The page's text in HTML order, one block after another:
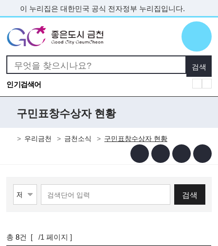
본문 바로가기
이 누리집은 대한민국 공식 전자정부 누리집입니다.
인기검색어
구민표창수상자 현황
우리금천 금천소식 구민표창수상자 현황
검색
총 8건 [ /1 페이지 ]